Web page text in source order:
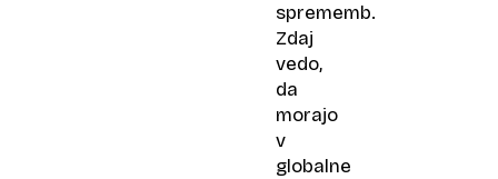
sprememb.
Zdaj
vedo,
da
morajo
v
globalne